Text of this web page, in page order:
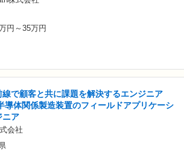
円～35万円
線で顧客と共に課題を解決するエンジニア
導体関係製造装置のフィールドアプリケーシ
ニア
会社